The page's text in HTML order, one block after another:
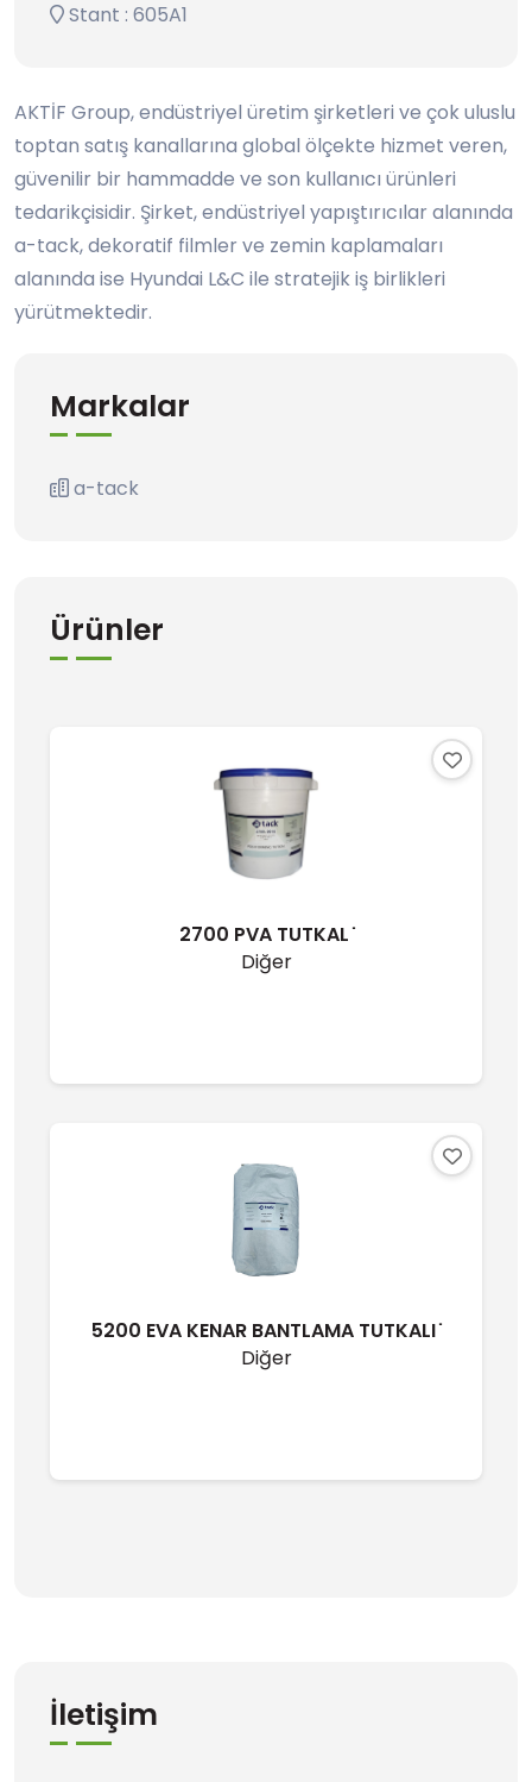
Stant : 605A1
AKTİF Group, endüstriyel üretim şirketleri ve çok uluslu
toptan satış kanallarına global ölçekte hizmet veren,
güvenilir bir hammadde ve son kullanıcı ürünleri
tedarikçisidir. Şirket, endüstriyel yapıştırıcılar alanında
a-tack, dekoratif filmler ve zemin kaplamaları
alanında ise Hyundai L&C ile stratejik iş birlikleri
yürütmektedir.
Markalar
a-tack
Ürünler
2700 PVA TUTKAL ̇
Diğer
5200 EVA KENAR BANTLAMA TUTKALI ̇
Diğer
İletişim